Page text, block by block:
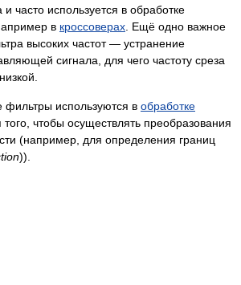
и часто используется в обработке
в кроссоверах . Ещё одно важное
высоких частот — устранение
сигнала, для чего частоту среза
фильтры используются в обработке
того, чтобы осуществлять преобразования
(например, для определения границ
)).